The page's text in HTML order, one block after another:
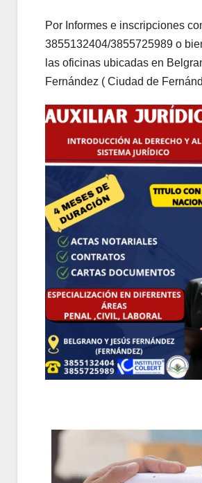
Por Informes e inscripciones
3855132404/3855725989 o
las oficinas ubicadas en
Fernández ( Ciudad de